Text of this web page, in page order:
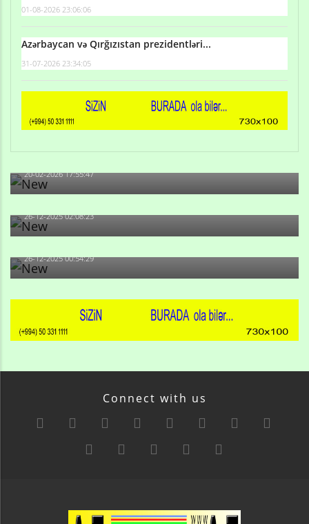
01-08-2026 23:06:06
Azərbaycan və Qırğızıstan prezidentləri...
31-07-2026 23:34:05
20-02-2026 17:55:47
Məni bura NAZİR GÖNDƏRİB - 1937-ci ildən fəaliyyətdə
olan və...
26-12-2025 02:08:23
-Ay qız, sən məhkəməni udmayacaqsan... Sən bilirsən
də, məni...
26-12-2025 00:54:29
Connect with us